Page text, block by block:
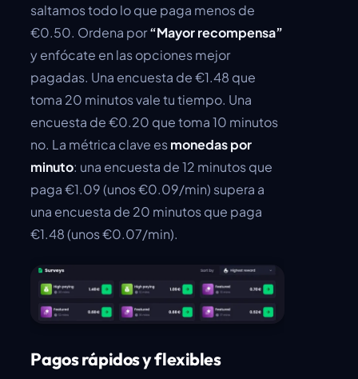
saltamos todo lo que paga menos de
€0.50. Ordena por“Mayor recompensa”
y enfócate en las opciones mejor
pagadas. Una encuesta de €1.48 que
toma 20 minutos vale tu tiempo. Una
encuesta de €0.20 que toma 10 minutos
no. La métrica clave esmonedas por
minuto: una encuesta de 12 minutos que
paga €1.09 (unos €0.09/min) supera a
una encuesta de 20 minutos que paga
€1.48 (unos €0.07/min).
Pagos rápidos y flexibles